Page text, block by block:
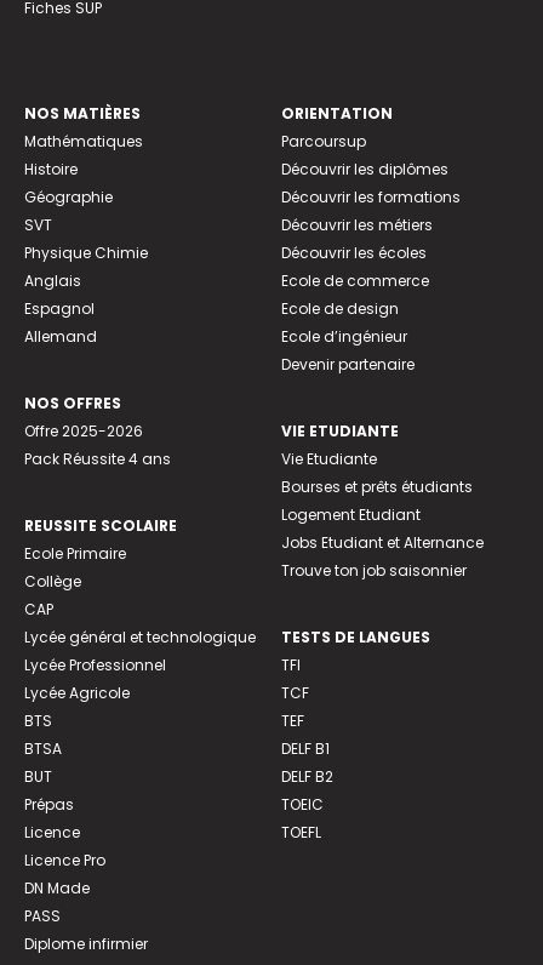
Fiches SUP
NOS MATIÈRES
Mathématiques
Histoire
Géographie
SVT
Physique Chimie
Anglais
Espagnol
Allemand
NOS OFFRES
Offre 2025-2026
Pack Réussite 4 ans
REUSSITE SCOLAIRE
Ecole Primaire
Collège
CAP
Lycée général et technologique
Lycée Professionnel
Lycée Agricole
BTS
BTSA
BUT
Prépas
Licence
Licence Pro
DN Made
PASS
Diplome infirmier
ORIENTATION
Parcoursup
Découvrir les diplômes
Découvrir les formations
Découvrir les métiers
Découvrir les écoles
Ecole de commerce
Ecole de design
Ecole d’ingénieur
Devenir partenaire
VIE ETUDIANTE
Vie Etudiante
Bourses et prêts étudiants
Logement Etudiant
Jobs Etudiant et Alternance
Trouve ton job saisonnier
TESTS DE LANGUES
TFI
TCF
TEF
DELF B1
DELF B2
TOEIC
TOEFL